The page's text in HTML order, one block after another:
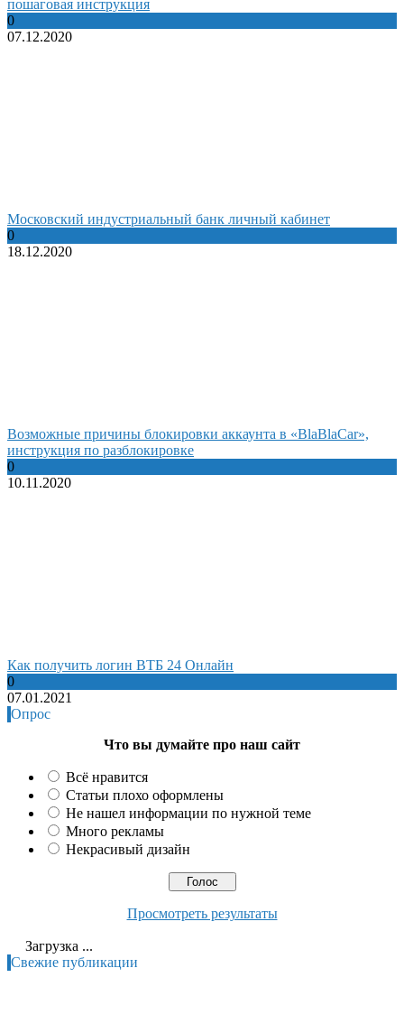
пошаговая инструкция
0
07.12.2020
Московский индустриальный банк личный кабинет
0
18.12.2020
Возможные причины блокировки аккаунта в «BlaBlaCar»,
инструкция по разблокировке
0
10.11.2020
Как получить логин ВТБ 24 Онлайн
0
07.01.2021
Опрос
Что вы думайте про наш сайт
Всё нравится
Статьи плохо оформлены
Не нашел информации по нужной теме
Много рекламы
Некрасивый дизайн
Просмотреть результаты
Загрузка ...
Свежие публикации